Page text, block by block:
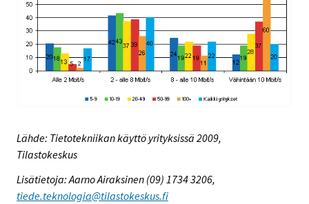
Lähde: Tietotekniikan käyttö yrityksissä 2009,
Tilastokeskus
Lisätietoja: Aarno Airaksinen (09) 1734 3206,
tiede.teknologia@tilastokeskus.fi